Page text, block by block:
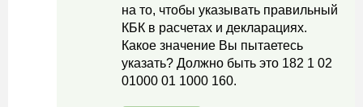
на то, чтобы указывать правильный
КБК в расчетах и декларациях.
Какое значение Вы пытаетесь
указать? Должно быть это 182 1 02
01000 01 1000 160.